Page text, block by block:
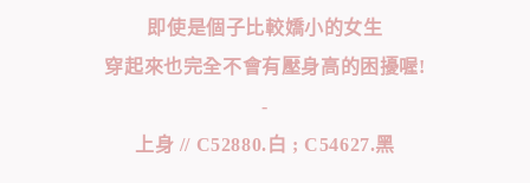
即使是個子比較嬌小的女生
穿起來也完全不會有壓身高的困擾喔!
-
上身 // C52880.白 ; C54627.黑